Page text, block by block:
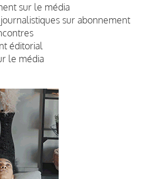
sur le média
sur abonnement
éditorial
le média